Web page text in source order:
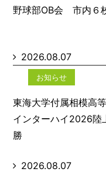
野球部OB会
2026.08.07
お知らせ
東海大学付属相模高
インターハイ2026
勝
2026.08.07